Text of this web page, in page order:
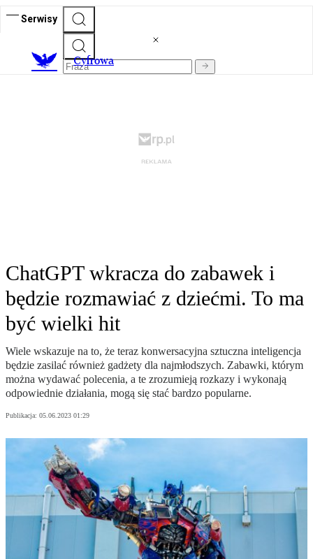
Serwisy
Cyfrowa
ChatGPT wkracza do zabawek i
będzie rozmawiać z dziećmi. To ma
być wielki hit
Wiele wskazuje na to, że teraz konwersacyjna sztuczna inteligencja
będzie zasilać również gadżety dla najmłodszych. Zabawki, którym
można wydawać polecenia, a te zrozumieją rozkazy i wykonają
odpowiednie działania, mogą się stać bardzo popularne.
Publikacja: 05.06.2023 01:29